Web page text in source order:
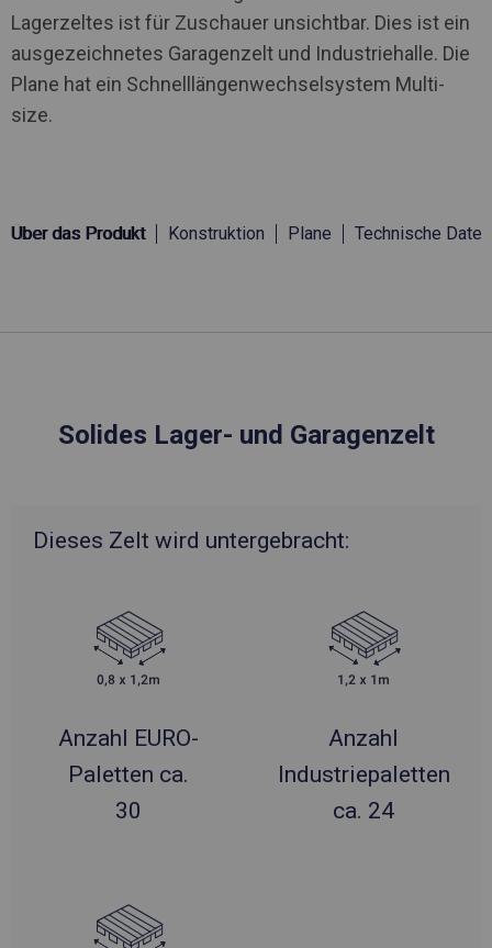
Lagerzeltes ist für Zuschauer unsichtbar. Dies ist ein
ausgezeichnetes Garagenzelt und Industriehalle. Die
Plane hat ein Schnelllängenwechselsystem Multi-
size.
Über das Produkt Konstruktion Plane Technische Daten
Solides Lager- und Garagenzelt
Dieses Zelt wird untergebracht:
Anzahl EURO-
Paletten ca.
30
Anzahl
Industriepaletten
ca. 24